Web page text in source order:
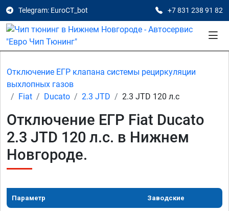
Telegram: EuroCT_bot +7 831 238 91 82
Отключение ЕГР клапана системы рециркуляции
выхлопных газов
Fiat
Ducato 2.3 JTD 2.3 JTD 120 л.с
Отключение ЕГР Fiat Ducato
2.3 JTD 120 л.с. в Нижнем
Новгороде.
Параметр Заводские